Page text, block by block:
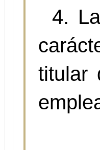
4.
titular